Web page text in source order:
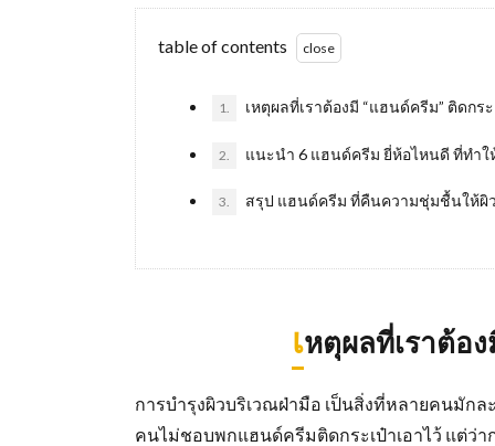
table of contents
1. เหตุผลที่เราต้องมี “แฮนด์ครีม” ติดกร
2. แนะนำ 6 แฮนด์ครีม ยี่ห้อไหนดี ที่ทำ
3. สรุป แฮนด์ครีม ที่คืนความชุ่มชื้นให้ผิ
เหตุผลที่เราต้อ
การบำรุงผิวบริเวณฝ่ามือ เป็นสิ่งที่หลายคนมัก
คนไม่ชอบพกแฮนด์ครีมติดกระเป๋าเอาไว้ แต่